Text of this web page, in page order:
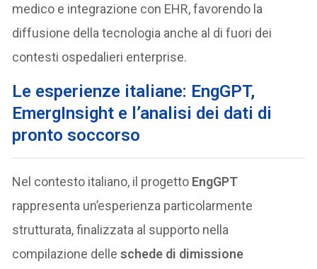
medico e integrazione con EHR, favorendo la
diffusione della tecnologia anche al di fuori dei
contesti ospedalieri enterprise.
Le esperienze italiane: EngGPT,
EmergInsight e l’analisi dei dati di
pronto soccorso
Nel contesto italiano, il progetto EngGPT
rappresenta un’esperienza particolarmente
strutturata, finalizzata al supporto nella
compilazione delleschede di dimissione